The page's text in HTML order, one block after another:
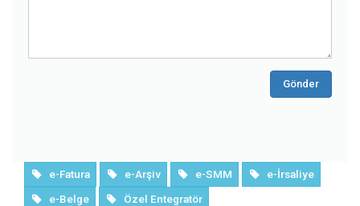
Gönder
e-Fatura e-Arşiv e-SMM
e-İrsaliye
e-Belge
Özel Entegratör